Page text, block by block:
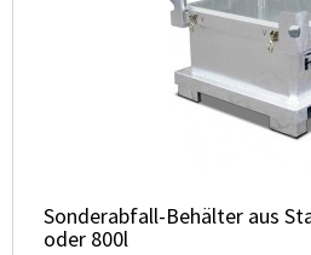
Sonderabfall-Behälter aus
oder 800l